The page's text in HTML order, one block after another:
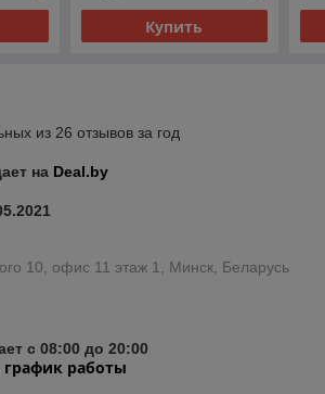
Купить
из 26 отзывов за год
на Deal.by
10, офис 11 этаж 1, Минск, Беларусь
с 08:00 до 20:00
график работы